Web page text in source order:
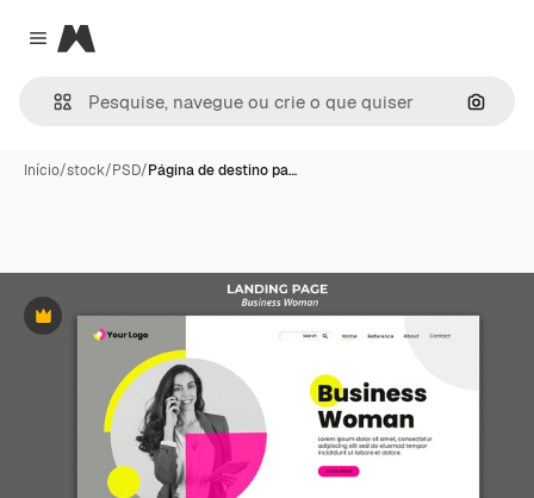
Close menu
Magnific
Início/stock/PSD/Página de destino pa…
Premium